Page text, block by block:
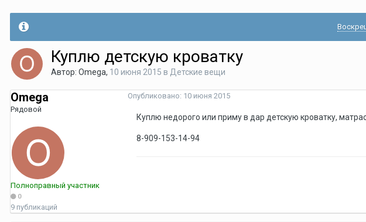
Куплю детскую кроватку
Автор: Omega, 10 июня 2015 в Детские вещи
Omega
Рядовой
Полноправный участник
0
9 публикаций
Опубликовано: 10 июня 2015
Куплю недорого или приму в дар детскую кроватку,
8-909-153-14-94